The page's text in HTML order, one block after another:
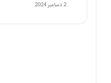
2 دسامبر 2024